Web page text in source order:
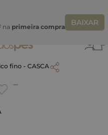
na primeira compra BAIXAR
o código do seu vendedor*
fino - CASCA